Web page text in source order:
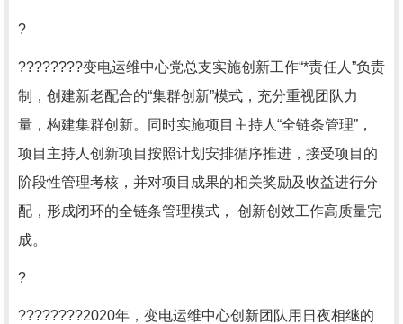
?
????????变电运维中心党总支实施创新工作“*责任人”负责
制，创建新老配合的“集群创新”模式，充分重视团队力
量，构建集群创新。同时实施项目主持人“全链条管理”，
项目主持人创新项目按照计划安排循序推进，接受项目的
阶段性管理考核，并对项目成果的相关奖励及收益进行分
配，形成闭环的全链条管理模式， 创新创效工作高质量完
成。
?
????????2020年，变电运维中心创新团队用日夜相继的